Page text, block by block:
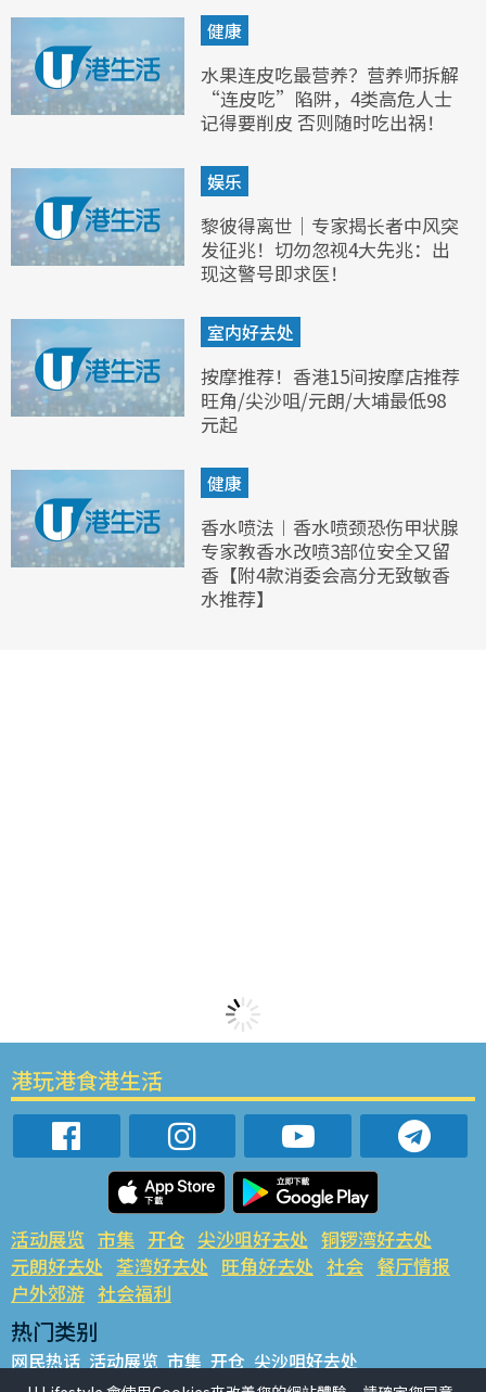
健康
水果连皮吃最营养？营养师拆解
“连皮吃”陷阱，4类高危人士
记得要削皮 否则随时吃出祸！
娱乐
黎彼得离世｜专家揭长者中风突
发征兆！切勿忽视4大先兆：出
现这警号即求医！
室内好去处
按摩推荐！香港15间按摩店推荐
旺角/尖沙咀/元朗/大埔最低98
元起
健康
香水喷法︱香水喷颈恐伤甲状腺
专家教香水改喷3部位安全又留
香【附4款消委会高分无致敏香
水推荐】
港玩港食港生活
活动展览 市集 开仓 尖沙咀好去处 铜锣湾好去处
元朗好去处 荃湾好去处 旺角好去处 社会 餐厅情报
户外郊游 社会福利
热门类别
网民热话 活动展览 市集 开仓 尖沙咀好去处
铜锣湾好去处 元朗好去处 荃湾好去处 旺角好去处 社会